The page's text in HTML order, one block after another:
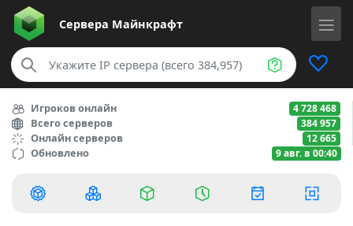
Сервера Майнкрафт
Игроков онлайн 4 728 468
Всего серверов 384 957
Онлайн серверов 12 665
Обновлено 9 авг. в 00:40